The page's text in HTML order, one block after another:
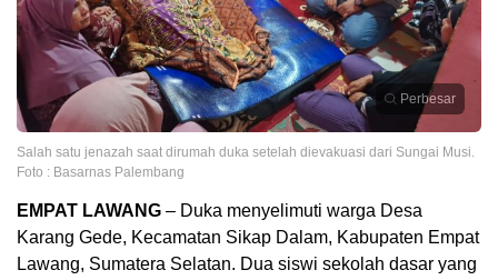
Perbesar
Salah satu jenazah saat dirumah duka setelah dievakuasi dari Sungai Musi.
Foto : Basarnas Palembang
EMPAT LAWANG – Duka menyelimuti warga Desa
Karang Gede, Kecamatan Sikap Dalam, Kabupaten Empat
Lawang, Sumatera Selatan. Dua siswi sekolah dasar yang